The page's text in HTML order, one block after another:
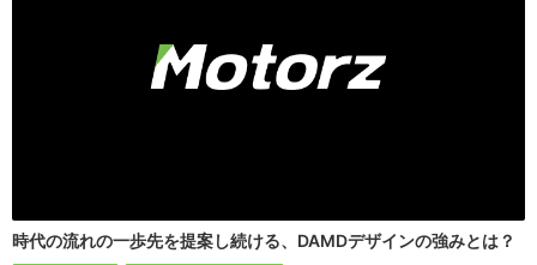
時代の流れの一歩先を提案し続ける、DAMDデザインの強みとは？